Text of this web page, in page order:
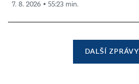
7. 8. 2026 ▪ 55:23 min.
DALŠÍ ZPRÁVY